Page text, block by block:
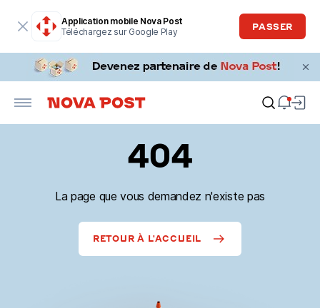
Application mobile Nova Post
Téléchargez sur Google Play
PASSER
404
La page que vous demandez n'existe pas
RETOUR À L'ACCUEIL